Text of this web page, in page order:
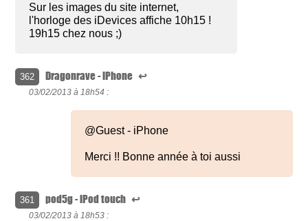
Sur les images du site internet,
l'horloge des iDevices affiche 10h15 !
19h15 chez nous ;)
362 Dragonrave - iPhone ↩
03/02/2013 à 18h54 :
@Guest - iPhone
Merci !! Bonne année à toi aussi
361 pod5g - iPod touch ↩
03/02/2013 à 18h53 :